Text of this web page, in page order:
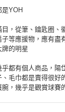
YOH
目，從筆、鑰匙圈
等應援物，應有盡
牌的明星
都有個人商品，陽
毛巾都是賣得很好
，幾乎是觀賞球賽